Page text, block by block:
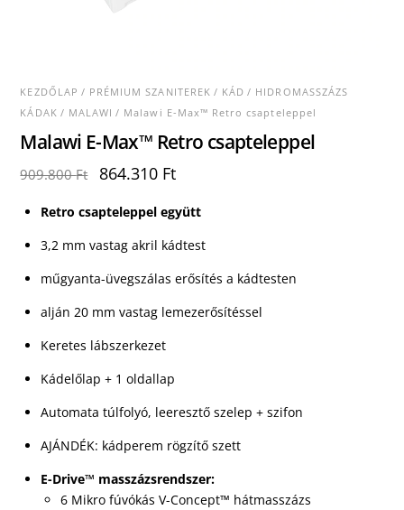
KEZDŐLAP / PRÉMIUM SZANITEREK / KÁD / HIDROMASSZÁZS
KÁDAK / MALAWI / Malawi E-Max™ Retro csapteleppel
Malawi E-Max™ Retro csapteleppel
909.800Ft
Original
was:
909.800 Ft.
864.310 FtCurrent
is:
864.310 Ft.
Retro csapteleppel együtt
3,2 mm vastag akril kádtest
műgyanta-üvegszálas erősítés a kádtesten
alján 20 mm vastag lemezerősítéssel
Keretes lábszerkezet
Kádelőlap + 1 oldallap
Automata túlfolyó, leeresztő szelep + szifon
AJÁNDÉK: kádperem rögzítő szett
E-Drive™ masszázsrendszer:
6 Mikro fúvókás V-Concept™ hátmasszázs